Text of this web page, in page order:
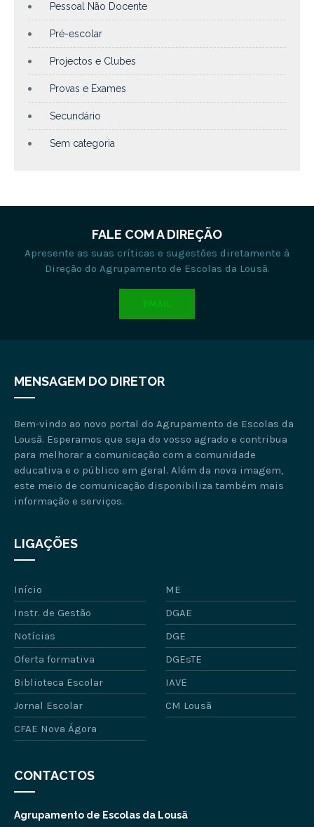
Pessoal Não Docente
Pré-escolar
Projectos e Clubes
Provas e Exames
Secundário
Sem categoria
FALE COM A DIREÇÃO
Apresente as suas críticas e sugestões diretamente à
Direção do Agrupamento de Escolas da Lousã.
EMAIL
MENSAGEM DO DIRETOR
Bem-vindo ao novo portal do Agrupamento de Escolas da
Lousã. Esperamos que seja do vosso agrado e contribua
para melhorar a comunicação com a comunidade
educativa e o público em geral. Além da nova imagem,
este meio de comunicação disponibiliza também mais
informação e serviços.
LIGAÇÕES
Início
ME
Instr. de Gestão
DGAE
Notícias
DGE
Oferta formativa
DGEsTE
Biblioteca Escolar
IAVE
Jornal Escolar
CM Lousã
CFAE Nova Ágora
CONTACTOS
Agrupamento de Escolas da Lousã